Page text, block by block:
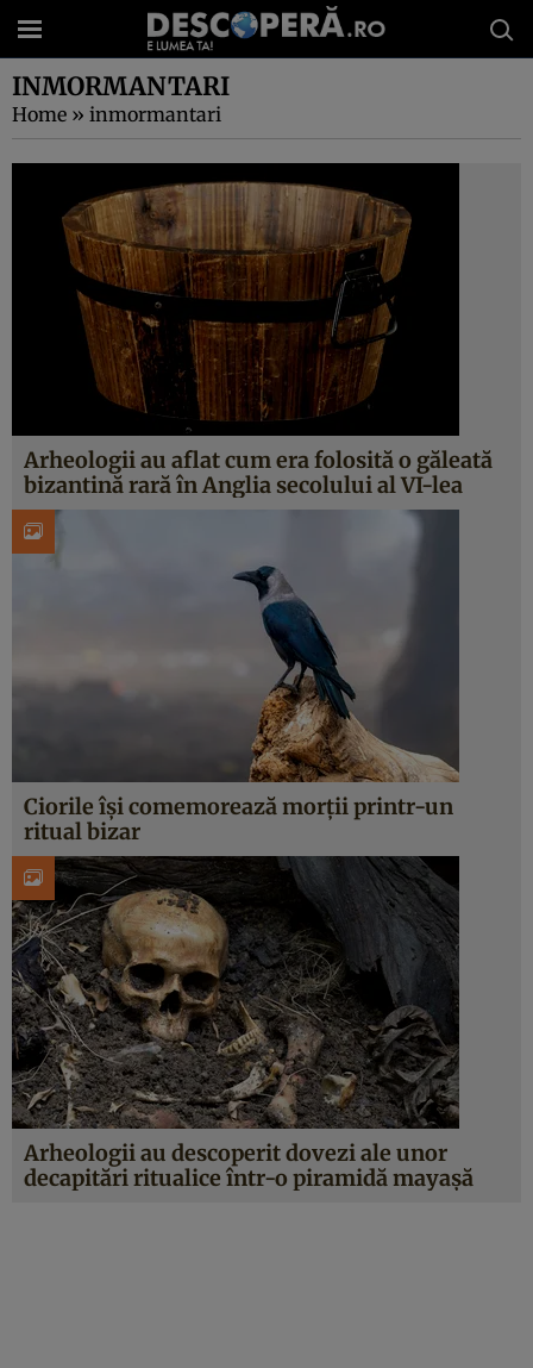
INMORMANTARI
Home » inmormantari
Arheologii au aflat cum era folosită o găleată
bizantină rară în Anglia secolului al VI-lea
Ciorile își comemorează morții printr-un
ritual bizar
Arheologii au descoperit dovezi ale unor
decapitări ritualice într-o piramidă mayașă